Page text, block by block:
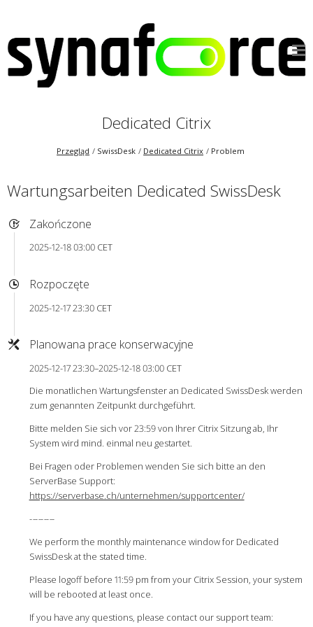
Dedicated Citrix
Przegląd SwissDesk Dedicated Citrix Problem
Wartungsarbeiten Dedicated SwissDesk
Zakończone
2025-12-18 03:00 CET
Rozpoczęte
2025-12-17 23:30 CET
Planowana prace konserwacyjne
2025-12-17 23:30–2025-12-18 03:00 CET
Die monatlichen Wartungsfenster an Dedicated SwissDesk werden
zum genannten Zeitpunkt durchgeführt.
Bitte melden Sie sich vor 23:59 von Ihrer Citrix Sitzung ab, Ihr
System wird mind. einmal neu gestartet.
Bei Fragen oder Problemen wenden Sie sich bitte an den
ServerBase Support:
https://serverbase.ch/unternehmen/supportcenter/
---------
We perform the monthly maintenance window for Dedicated
SwissDesk at the stated time.
Please logoff before 11:59 pm from your Citrix Session, your system
will be rebooted at least once.
If you have any questions, please contact our support team: